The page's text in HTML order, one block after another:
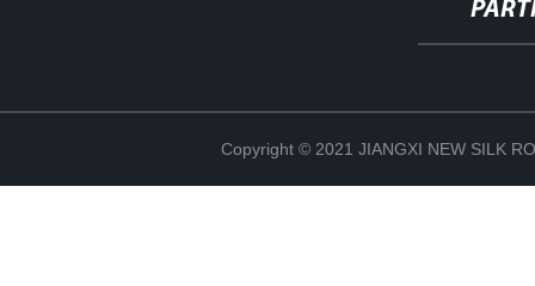
Copyright © 2021 JIANGXI NEW SILK